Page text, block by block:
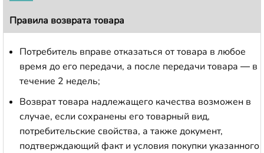
Правила возврата товара
Потребитель вправе отказаться от товара в любое
время до его передачи, а после передачи товара — в
течение 2 недель;
Возврат товара надлежащего качества возможен в
случае, если сохранены его товарный вид,
потребительские свойства, а также документ,
подтверждающий факт и условия покупки указанного